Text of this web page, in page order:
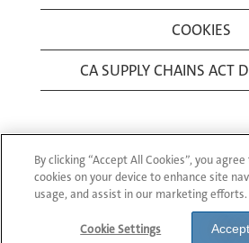
COOKIES
CA SUPPLY CHAINS ACT
© 1994-2026 Corning
Reserved.
By clicking “Accept All Cookies”, you
cookies on your device to enhance site
usage, and assist in our marketing efforts.
Cookie Settings